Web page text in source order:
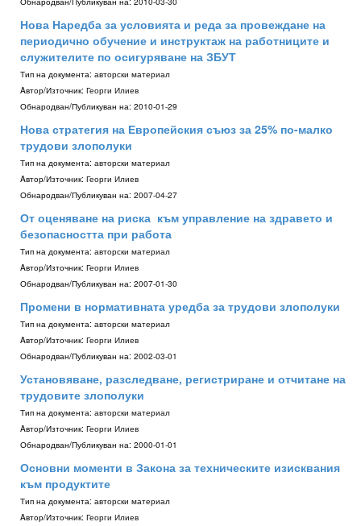
Нова Наредба за условията и реда за провеждане на
периодично обучение и инструктаж на работниците и
служителите по осигуряване на ЗБУТ
Тип на документа: авторски материал
Aвтор/Източник: Георги Илиев
Обнародван/Публикуван на: 2010-01-29
Нова стратегия на Европейския съюз за 25% по-малко
трудови злополуки
Тип на документа: авторски материал
Aвтор/Източник: Георги Илиев
Обнародван/Публикуван на: 2007-04-27
От оценяване на риска ­ към управление на здравето и
безопасността при работа
Тип на документа: авторски материал
Aвтор/Източник: Георги Илиев
Обнародван/Публикуван на: 2007-01-30
Промени в нормативната уредба за трудови злополуки
Тип на документа: авторски материал
Aвтор/Източник: Георги Илиев
Обнародван/Публикуван на: 2002-03-01
Установяване, разследване, регистриране и отчитане на
трудовите злополуки
Тип на документа: авторски материал
Aвтор/Източник: Георги Илиев
Обнародван/Публикуван на: 2000-01-01
Основни моменти в Закона за техническите изисквания
към продуктите
Тип на документа: авторски материал
Aвтор/Източник: Георги Илиев